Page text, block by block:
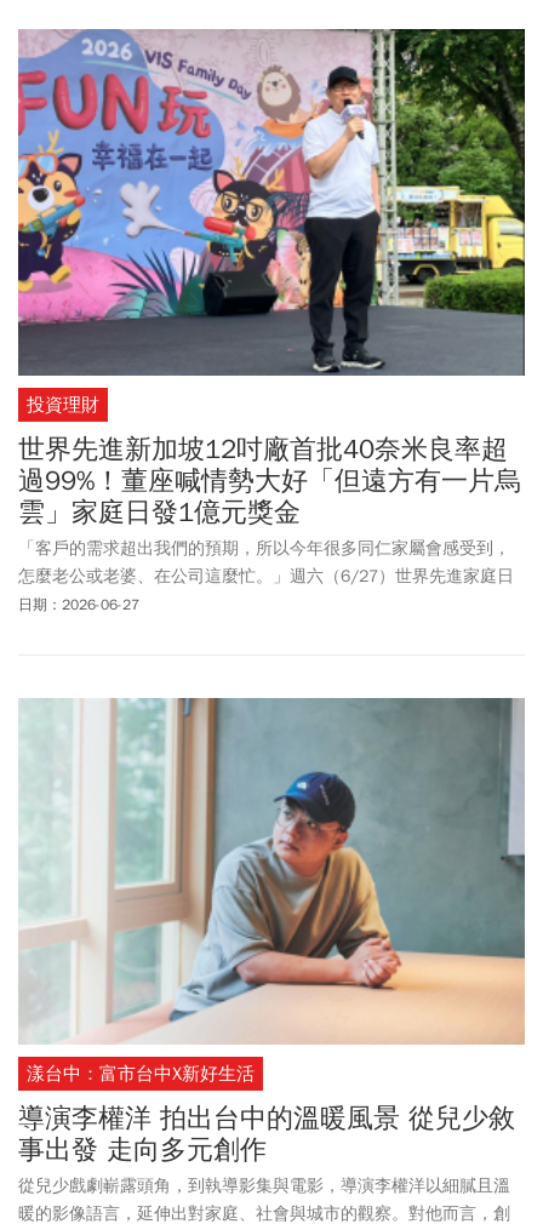
子與工作者，後經評審多次建議、市調後改名《失樂園》，取聖經
中天使墜落成惡魔的意象，「如果沒有人接住他，他就會不停地一
直往下墜」。對於熱門韓劇《鐵拳教育》引發熱議，也與《失樂
園》探討的主題產生迴響。在映後座談中，同為觀眾的台北地方法
院主任調查保護官王以凡分享，《鐵》劇某程度就是「以暴制
暴」，但她直言，從事少年事件工作，要讓孩子知道其行為對別人
造成的傷害，「是需要時間的」。
投資理財
世界先進新加坡12吋廠首批40奈米良率超
過99%！董座喊情勢大好「但遠方有一片烏
雲」家庭日發1億元獎金
「客戶的需求超出我們的預期，所以今年很多同仁家屬會感受到，
怎麼老公或老婆、在公司這麼忙。」週六（6/27）世界先進家庭日
上，世界先進董事長方略對全體員工致意，也不忘再次強調公司今
日期：2026-06-27
漾台中：富市台中X新好生活
導演李權洋 拍出台中的溫暖風景 從兒少敘
事出發 走向多元創作
從兒少戲劇嶄露頭角，到執導影集與電影，導演李權洋以細膩且溫
暖的影像語言，延伸出對家庭、社會與城市的觀察。對他而言，創